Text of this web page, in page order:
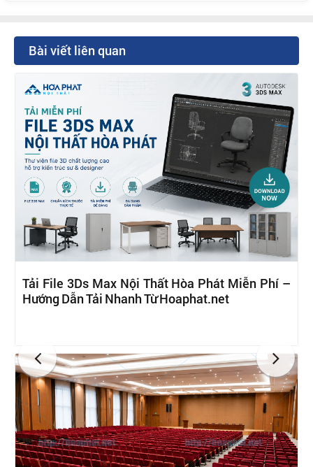
Bài viết liên quan
Tải File 3Ds Max Nội Thất Hòa Phát Miễn Phí –
Hướng Dẫn Tải Nhanh Từ Hoaphat.net